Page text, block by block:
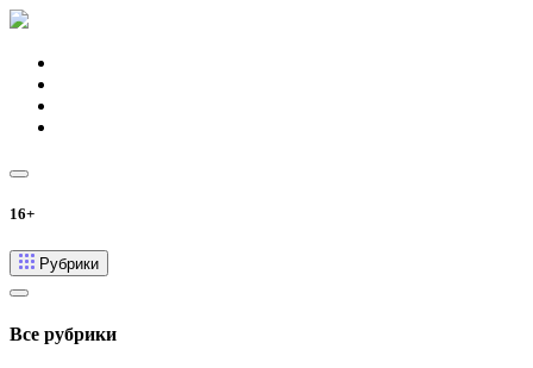
16+
Рубрики
Все рубрики